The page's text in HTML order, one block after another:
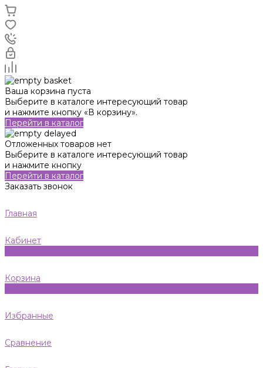
Ваша корзина пуста
Выберите в каталоге интересующий товар
и нажмите кнопку «В корзину».
Перейти в каталог
Отложенных товаров нет
Выберите в каталоге интересующий товар
и нажмите кнопку
Перейти в каталог
Заказать звонок
Главная
Кабинет
Корзина
Избранные
Сравнение